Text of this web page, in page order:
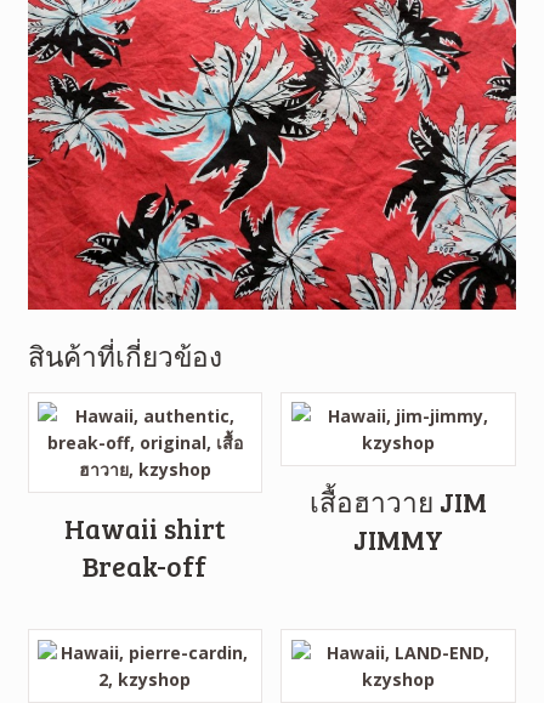
สินค้าที่เกี่ยวข้อง
Hawaii shirt
Break-off
เสื้อฮาวาย JIM
JIMMY